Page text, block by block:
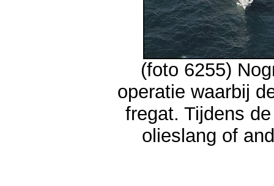
(foto 6255)
operatie waarbij
fregat. Tijdens
olieslang of